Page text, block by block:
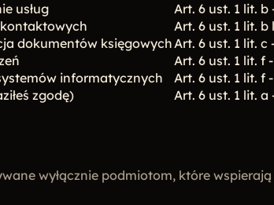
usług
Art. 6 ust. 1 lit.
Art. 6 ust. 1 lit.
dokumentów księgowychArt. 6 ust. 1 lit.
Art. 6 ust. 1 lit. f
informatycznych
Art. 6 ust. 1 lit. f
zgodę)
Art. 6 ust. 1 lit. a
wyłącznie podmiotom, które